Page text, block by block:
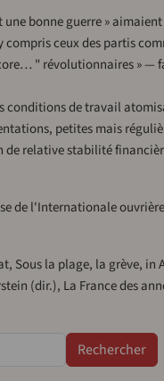
bonne guerre »
compris ceux des partis
" révolutionnaires » —
conditions de travail
petites mais
de relative stabilité
de l'Internationale
Sous la plage, la grève, in
(dir.), La France des